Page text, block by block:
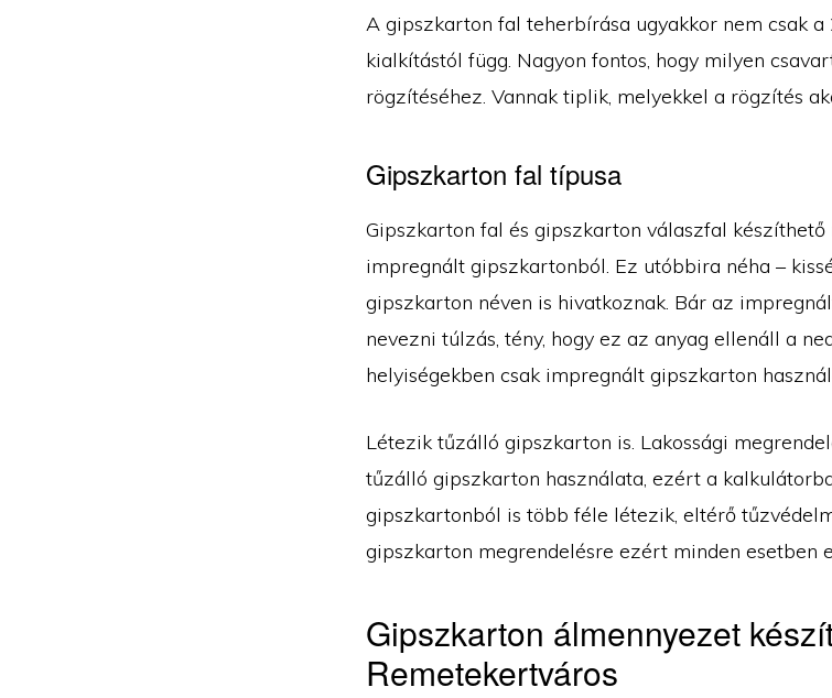
A gipszkarton fal teherbírása ugyakkor nem csak
kialkítástól függ. Nagyon fontos, hogy milyen
rögzítéséhez. Vannak tiplik, melyekkel a rögzítés
Gipszkarton fal típusa
Gipszkarton fal és gipszkarton válaszfal
impregnált gipszkartonból. Ez utóbbira néha –
gipszkarton néven is hivatkoznak. Bár az
nevezni túlzás, tény, hogy ez az anyag ellenáll a
helyiségekben csak impregnált gipszkarton
Létezik tűzálló gipszkarton is. Lakossági
tűzálló gipszkarton használata, ezért a
gipszkartonból is több féle létezik, eltérő
gipszkarton megrendelésre ezért minden esetben
Gipszkarton álmennyezet
Remetekertváros